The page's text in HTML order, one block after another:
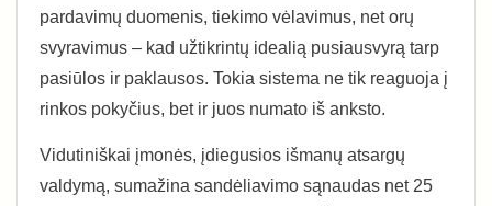
pardavimų duomenis, tiekimo vėlavimus, net orų
svyravimus – kad užtikrintų idealią pusiausvyrą tarp
pasiūlos ir paklausos. Tokia sistema ne tik reaguoja į
rinkos pokyčius, bet ir juos numato iš anksto.
Vidutiniškai įmonės, įdiegusios išmanų atsargų
valdymą, sumažina sandėliavimo sąnaudas net 25